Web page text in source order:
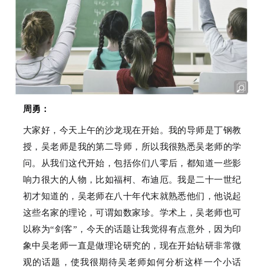
周勇：
大家好，今天上午的沙龙现在开始。 我的导师是丁钢教
授，吴老师是我的第二导师，所以我很熟悉吴老师的学
问。
从我们这代开始，包括你们八零后，都知道一些影
响力很大的人物，比如福柯、布迪厄。我是二十一世纪
初才知道的，吴老师在八十年代末就熟悉他们，他说起
这些名家的理论，可谓如数家珍。 学术上，吴老师也可
以称为“剑客”，今天的话题让我觉得有点意外，因为印
象中吴老师一直是做理论研究的，现在开始钻研非常微
观的话题，使我很期待吴老师如何分析这样一个小话